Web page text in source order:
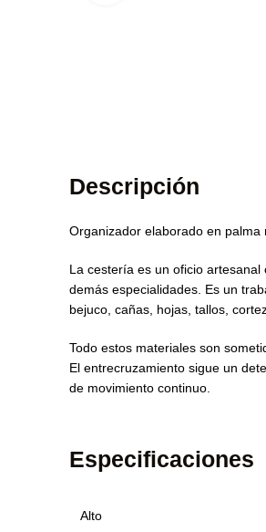
Descripción
Organizador elaborado en
La cestería es un oficio
demás especialidades. Es un
bejuco, cañas, hojas, tallos,
Todo estos materiales son
El entrecruzamiento sigue un
de movimiento continuo.
Especificaciones
Alto